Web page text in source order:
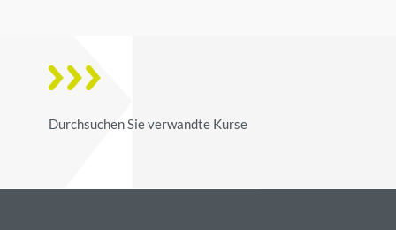
Durchsuchen Sie verwandte Kurse